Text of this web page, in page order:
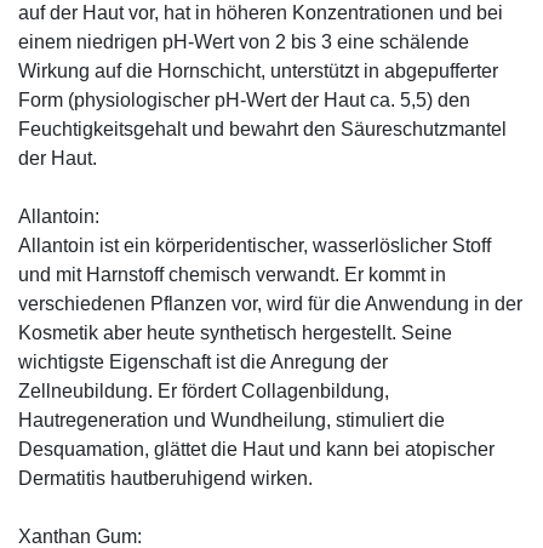
auf der Haut vor, hat in höheren Konzentrationen und bei
einem niedrigen pH-Wert von 2 bis 3 eine schälende
Wirkung auf die Hornschicht, unterstützt in abgepufferter
Form (physiologischer pH-Wert der Haut ca. 5,5) den
Feuchtigkeitsgehalt und bewahrt den Säureschutzmantel
der Haut.
Allantoin:
Allantoin ist ein körperidentischer, wasserlöslicher Stoff
und mit Harnstoff chemisch verwandt. Er kommt in
verschiedenen Pflanzen vor, wird für die Anwendung in der
Kosmetik aber heute synthetisch hergestellt. Seine
wichtigste Eigenschaft ist die Anregung der
Zellneubildung. Er fördert Collagenbildung,
Hautregeneration und Wundheilung, stimuliert die
Desquamation, glättet die Haut und kann bei atopischer
Dermatitis hautberuhigend wirken.
Xanthan Gum: